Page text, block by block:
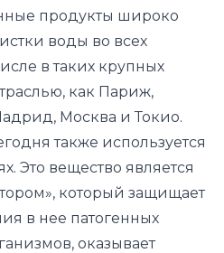
продукты широко
воды во всех
в таких крупных
как Париж,
Москва и Токио.
также используется
Это вещество является
который защищает
в нее патогенных
оказывает